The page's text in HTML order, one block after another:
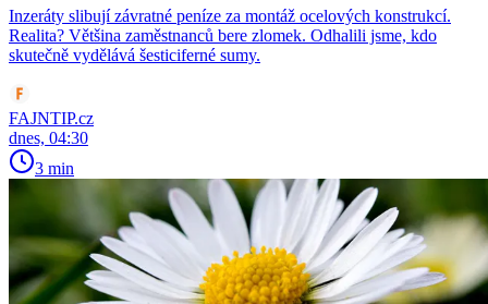
Inzeráty slibují závratné peníze za montáž ocelových konstrukcí.
Realita? Většina zaměstnanců bere zlomek. Odhalili jsme, kdo
skutečně vydělává šesticiferné sumy.
FAJNTIP.cz
dnes, 04:30
3 min